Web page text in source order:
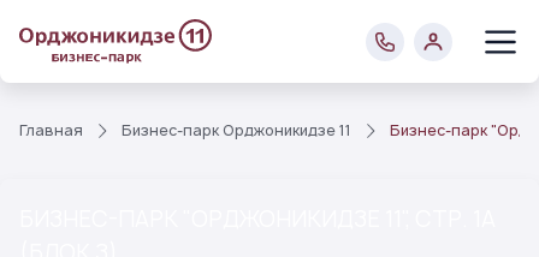
Главная Бизнес-парк Орджоникидзе 11 Бизнес-парк